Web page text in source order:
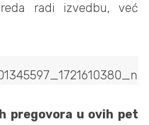
radi izvedbu, već
pregovora u ovih pet